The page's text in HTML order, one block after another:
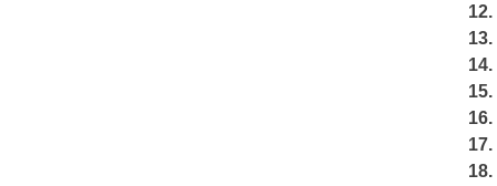
12.
13.
14.
15.
16.
17.
18.